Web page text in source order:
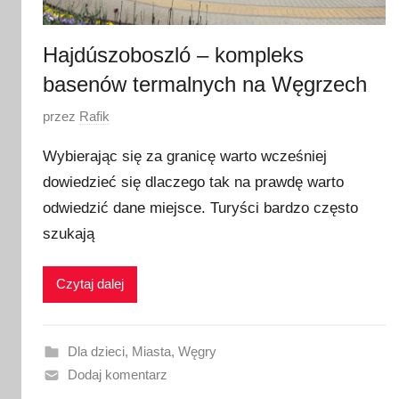
6
Hajdúszoboszló – kompleks
basenów termalnych na Węgrzech
O
u
b
l
i
w
n
o
przez Rafik
Wybierając się za granicę warto wcześniej
dowiedzieć się dlaczego tak na prawdę warto
odwiedzić dane miejsce. Turyści bardzo często
szukają
Czytaj dalej
Dla dzieci, Miasta, Węgry
Dodaj komentarz